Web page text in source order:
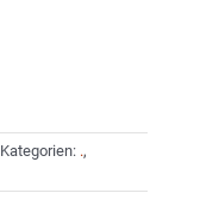
Kategorien: .,